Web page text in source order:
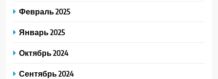
Февраль 2025
Январь 2025
Октябрь 2024
Сентябрь 2024